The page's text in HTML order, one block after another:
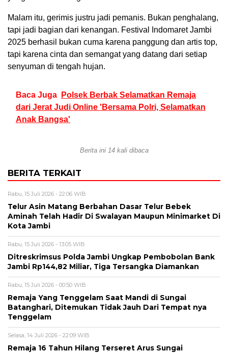
Malam itu, gerimis justru jadi pemanis. Bukan penghalang,
tapi jadi bagian dari kenangan. Festival Indomaret Jambi
2025 berhasil bukan cuma karena panggung dan artis top,
tapi karena cinta dan semangat yang datang dari setiap
senyuman di tengah hujan.
Baca Juga
Polsek Berbak Selamatkan Remaja
dari Jerat Judi Online 'Bersama Polri, Selamatkan
Anak Bangsa'
Berita ini 14 kali dibaca
BERITA TERKAIT
Rabu, 15 Juli 2026 - 22:06 WIB
Telur Asin Matang Berbahan Dasar Telur Bebek
Aminah Telah Hadir Di Swalayan Maupun Minimarket Di
Kota Jambi
Rabu, 15 Juli 2026 - 13:05 WIB
Ditreskrimsus Polda Jambi Ungkap Pembobolan Bank
Jambi Rp144,82 Miliar, Tiga Tersangka Diamankan
Rabu, 15 Juli 2026 - 00:50 WIB
Remaja Yang Tenggelam Saat Mandi di Sungai
Batanghari, Ditemukan Tidak Jauh Dari Tempat nya
Tenggelam
Selasa, 14 Juli 2026 - 22:09 WIB
Remaja 16 Tahun Hilang Terseret Arus Sungai